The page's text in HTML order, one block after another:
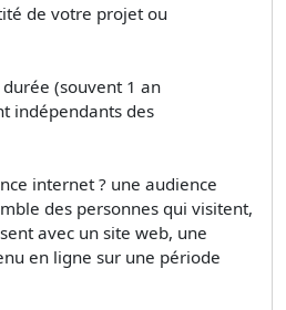
de votre projet ou
(souvent 1 an
indépendants des
internet ? une audience
des personnes qui visitent,
avec un site web, une
en ligne sur une période